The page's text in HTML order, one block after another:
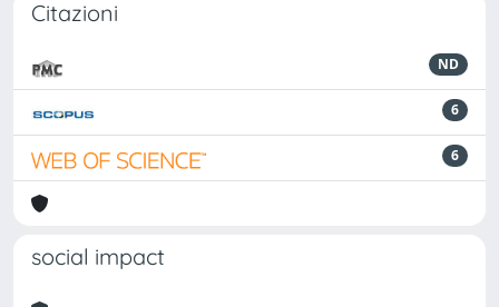
Citazioni
ND
6
6
social impact